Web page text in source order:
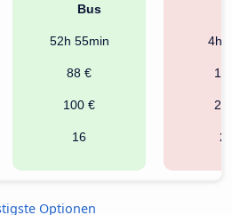
Bus
52h 55min
88 €
100 €
16
4h
Optionen